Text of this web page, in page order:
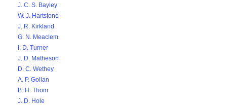
J. C. S. Bayley
W. J. Hartstone
J. R. Kirkland
G. N. Meaclem
I. D. Turner
J. D. Matheson
D. C. Wethey
A. P. Gollan
B. H. Thom
J. D. Hole